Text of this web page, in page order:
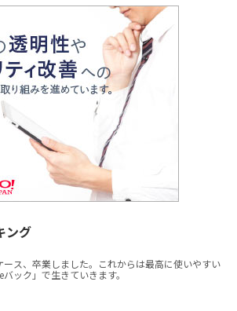
ング
ス、卒業しました。これからは最高に使いやすい
バック」で生きていきます。